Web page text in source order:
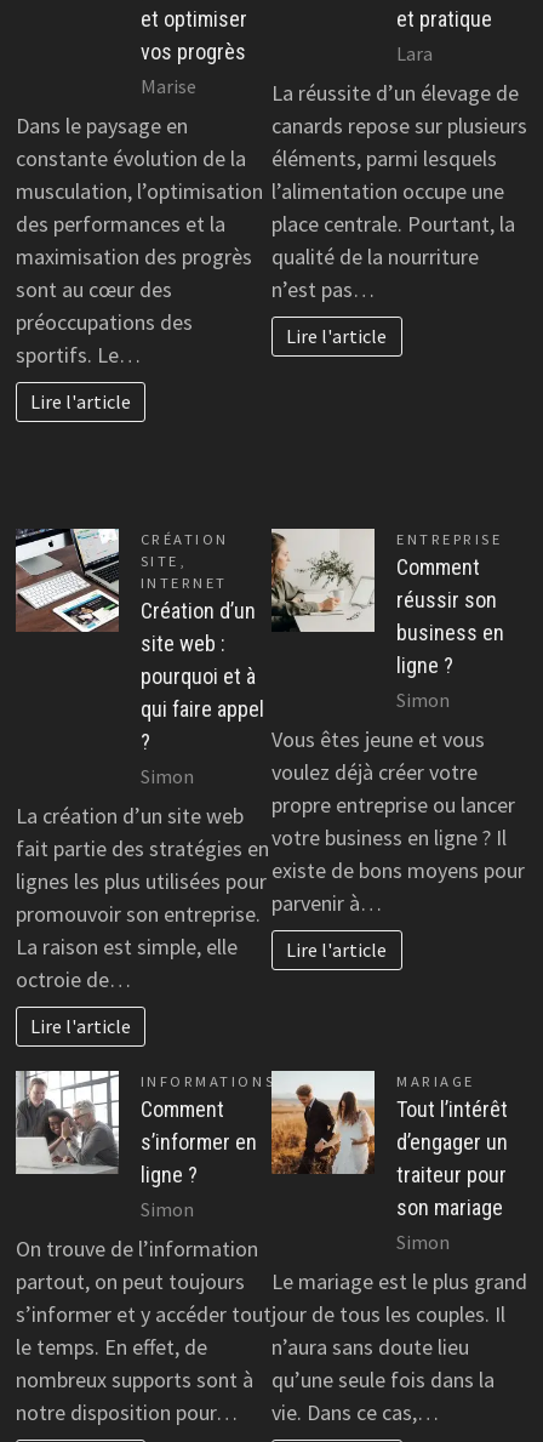
et optimiser
vos progrès
Marise
Dans le paysage en
constante évolution de la
musculation, l’optimisation
des performances et la
maximisation des progrès
sont au cœur des
préoccupations des
sportifs. Le…
Lire l'article
et pratique
Lara
La réussite d’un élevage de
canards repose sur plusieurs
éléments, parmi lesquels
l’alimentation occupe une
place centrale. Pourtant, la
qualité de la nourriture
n’est pas…
Lire l'article
CRÉATION
SITE
INTERNET
Création d’un
site web :
pourquoi et à
qui faire appel
?
Simon
La création d’un site web
fait partie des stratégies en
lignes les plus utilisées pour
promouvoir son entreprise.
La raison est simple, elle
octroie de…
Lire l'article
ENTREPRISE
Comment
réussir son
business en
ligne ?
Simon
Vous êtes jeune et vous
voulez déjà créer votre
propre entreprise ou lancer
votre business en ligne ? Il
existe de bons moyens pour
parvenir à…
Lire l'article
INFORMATIONS
Comment
s’informer en
ligne ?
Simon
On trouve de l’information
partout, on peut toujours
s’informer et y accéder tout
le temps. En effet, de
nombreux supports sont à
notre disposition pour…
MARIAGE
Tout l’intérêt
d’engager un
traiteur pour
son mariage
Simon
Le mariage est le plus grand
jour de tous les couples. Il
n’aura sans doute lieu
qu’une seule fois dans la
vie. Dans ce cas,…